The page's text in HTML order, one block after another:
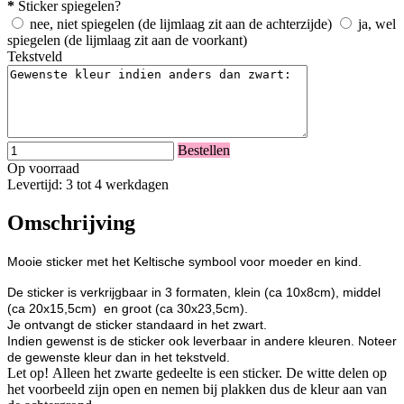
* Sticker spiegelen?
nee, niet spiegelen (de lijmlaag zit aan de achterzijde)
ja, wel
spiegelen (de lijmlaag zit aan de voorkant)
Tekstveld
Bestellen
Op voorraad
Levertijd: 3 tot 4 werkdagen
Omschrijving
Mooie sticker met het Keltische symbool voor moeder en kind.
De sticker is verkrijgbaar in 3 formaten, klein (ca 10x8cm), middel
(ca 20x15,5cm) en groot (ca 30x23,5cm).
Je ontvangt de sticker standaard in het zwart.
Indien gewenst is de sticker ook leverbaar in andere kleuren. Noteer
de gewenste kleur dan in het tekstveld.
Let op! Alleen het zwarte gedeelte is een sticker. De witte delen op
het voorbeeld zijn open en nemen bij plakken dus de kleur aan van